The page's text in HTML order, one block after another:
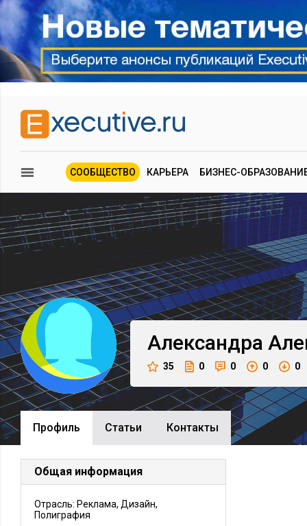
СООБЩЕСТВО КАРЬЕРА БИЗНЕС-
Александра
35 0 0 0 0
Профиль Cтатьи Контакты
Общая информация
Отрасль: Реклама, Дизайн,
Полиграфия